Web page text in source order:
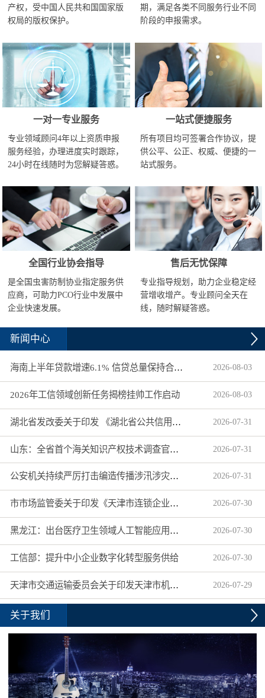
产权，受中国人民共和国国家版
权局的版权保护。
期，满足各类不同服务行业不同
阶段的申报需求。
一对一专业服务
专业领域顾问4年以上资质申报
服务经验，办理进度实时跟踪，
24小时在线随时为您解疑答惑。
一站式便捷服务
所有项目均可签署合作协议，提
供公平、公正、权威、便捷的一
站式服务。
全国行业协会指导
是全国虫害防制协业指定服务供
应商，可助力PCO行业中发展中
企业快速发展。
售后无忧保障
专业指导规划，助力企业稳定经
营增收增产。专业顾问全天在
线，随时解疑答惑。
新闻中心
海南上半年贷款增速6.1% 信贷总量保持合理平稳增长 2026-08-03
2026年工信领域创新任务揭榜挂帅工作启动 2026-08-03
湖北省发改委关于印发 《湖北省公共信用信息目录（2026年版）》的通知 2026-07-31
山东：全省首个海关知识产权技术调查官制度落地济南自贸片区 2026-07-31
公安机关持续严厉打击编造传播涉汛涉灾网络谣言 2026-07-31
市市场监管委关于印发《天津市连锁企业食品经营许可“先证后核”信用承诺审批实施办法》的通知 2026-07-30
黑龙江：出台医疗卫生领域人工智能应用工作实施方案 2026-07-30
工信部：提升中小企业数字化转型服务供给 2026-07-30
天津市交通运输委员会关于印发天津市机动车驾驶员培训机构及教练员综合信用评价管理办法的通知 2026-07-29
关于我们